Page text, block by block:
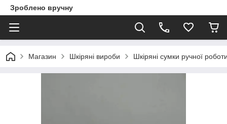
Зроблено вручну
Магазин Шкіряні вироби Шкіряні сумки ручної